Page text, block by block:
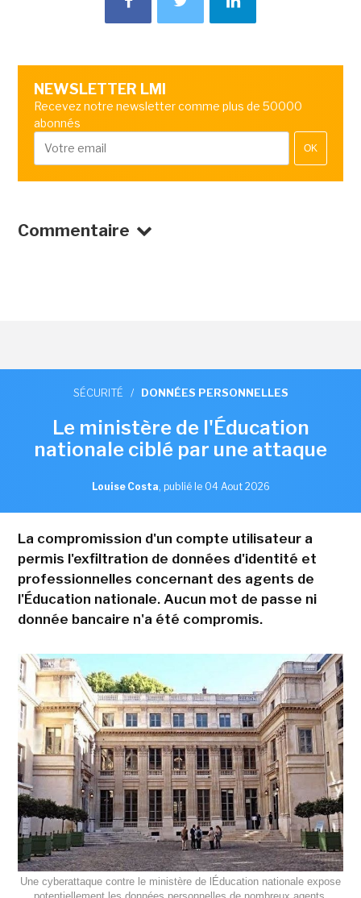
NEWSLETTER LMI
Recevez notre newsletter comme plus de 50000
abonnés
OK
Commentaire
SÉCURITÉ / DONNÉES PERSONNELLES
Le ministère de l'Éducation
nationale ciblé par une attaque
Louise Costa, publié le 04 Aout 2026
La compromission d'un compte utilisateur a
permis l'exfiltration de données d'identité et
professionnelles concernant des agents de
l'Éducation nationale. Aucun mot de passe ni
donnée bancaire n'a été compromis.
Une cyberattaque contre le ministère de lÉducation nationale expose